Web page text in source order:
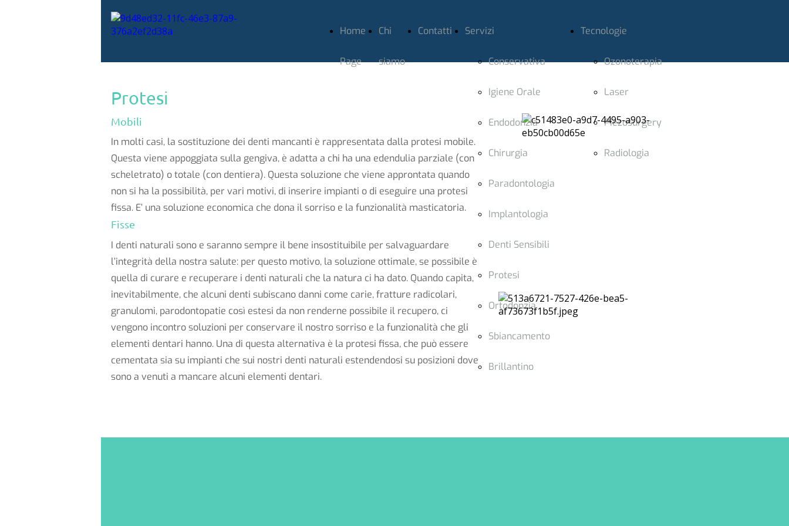
Home
Page
Chi
siamo
Contatti Servizi
Conservativa
Igiene Orale
Endodonzia
Chirurgia
Paradontologia
Implantologia
Denti Sensibili
Protesi
Ortodonzia
Sbiancamento
Brillantino
Tecnologie
Ozonoterapia
Laser
Piezosurgery
Radiologia
Protesi
Mobili
In molti casi, la sostituzione dei denti mancanti è rappresentata dalla protesi mobile.
Questa viene appoggiata sulla gengiva, è adatta a chi ha una edendulia parziale (con
scheletrato) o totale (con dentiera). Questa soluzione che viene approntata quando
non si ha la possibilità, per vari motivi, di inserire impianti o di eseguire una protesi
fissa. E’ una soluzione economica che dona il sorriso e la funzionalità masticatoria.
Fisse
I denti naturali sono e saranno sempre il bene insostituibile per salvaguardare
l’integrità della nostra salute: per questo motivo, la soluzione ottimale, se possibile è
quella di curare e recuperare i denti naturali che la natura ci ha dato. Quando capita,
inevitabilmente, che alcuni denti subiscano danni come carie, fratture radicolari,
granulomi, parodontopatie così estesi da non renderne possibile il recupero, ci
vengono incontro soluzioni per conservare il nostro sorriso e la funzionalità che gli
elementi dentari hanno. Una di questa alternativa è la protesi fissa, che può essere
cementata sia su impianti che sui nostri denti naturali estendendosi su posizioni dove
sono a venuti a mancare alcuni elementi dentari.